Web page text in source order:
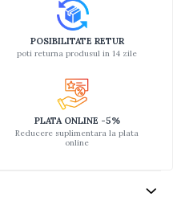
POSIBILITATE RETUR
poti returna produsul in 14 zile
PLATA ONLINE -5%
Reducere suplimentara la plata
online